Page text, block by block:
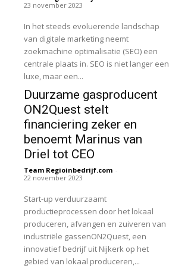
23 november 2023
In het steeds evoluerende landschap
van digitale marketing neemt
zoekmachine optimalisatie (SEO) een
centrale plaats in. SEO is niet langer een
luxe, maar een...
Duurzame gasproducent
ON2Quest stelt
financiering zeker en
benoemt Marinus van
Driel tot CEO
Team Regioinbedrijf.com -
22 november 2023
Start-up verduurzaamt
productieprocessen door het lokaal
produceren, afvangen en zuiveren van
industriële gassenON2Quest, een
innovatief bedrijf uit Nijkerk op het
gebied van lokaal produceren,...